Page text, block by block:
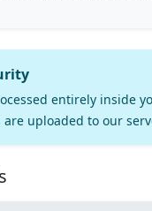
entirely inside
are uploaded to our